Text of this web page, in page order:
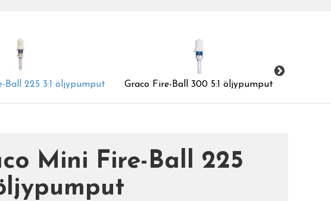
Ball 225 3:1 öljypumput Graco Fire-Ball 300 5:1 öljypumput
Mini Fire-Ball 225